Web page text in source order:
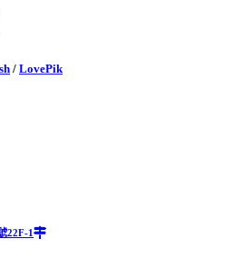
/ LovePik
22F-1